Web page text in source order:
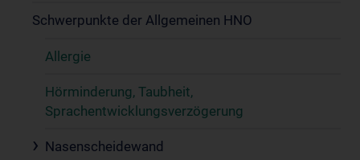
Schwerpunkte der Allgemeinen HNO
Allergie
Hörminderung, Taubheit,
Sprachentwicklungsverzögerung
Nasenscheidewand